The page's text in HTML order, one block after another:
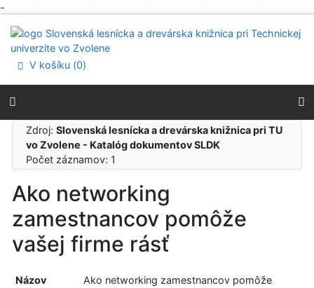
-
Prejsť na menu
Prehlásenie o webovej prístupnosti
V košíku (0)
Zdroj:Slovenská lesnícka a drevárska knižnica pri TU
vo Zvolene - Katalóg dokumentov SLDK
Počet záznamov: 1
Ako networking
zamestnancov pomôže
vašej firme rásť
Názov
Ako networking zamestnancov pomôže